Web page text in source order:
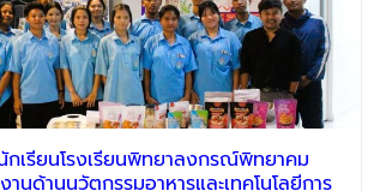
กเรียนโรงเรียนพิทยาลงกรณ์พิทยาคม
นด้านนวัตกรรมอาหารและเทคโนโลยีการ